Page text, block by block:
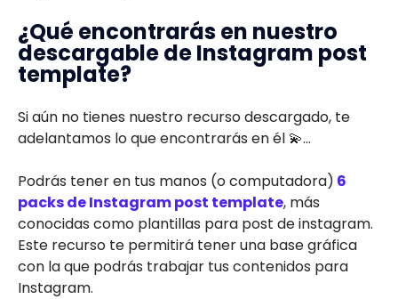
¿Qué encontrarás en nuestro
descargable de Instagram post
template?
Si aún no tienes nuestro recurso descargado, te
adelantamos lo que encontrarás en él 💫...
Podrás tener en tus manos (o computadora) 6
packs de Instagram post template, más
conocidas como plantillas para post de instagram.
Este recurso te permitirá tener una base gráfica
con la que podrás trabajar tus contenidos para
Instagram.